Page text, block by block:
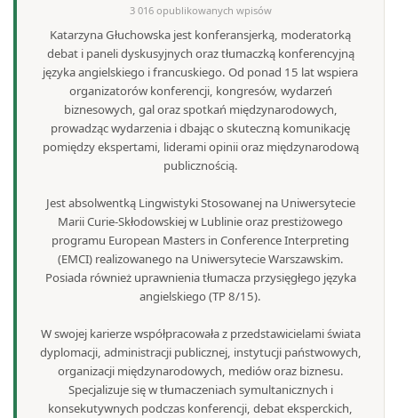
3 016 opublikowanych wpisów
Katarzyna Głuchowska jest konferansjerką, moderatorką
debat i paneli dyskusyjnych oraz tłumaczką konferencyjną
języka angielskiego i francuskiego. Od ponad 15 lat wspiera
organizatorów konferencji, kongresów, wydarzeń
biznesowych, gal oraz spotkań międzynarodowych,
prowadząc wydarzenia i dbając o skuteczną komunikację
pomiędzy ekspertami, liderami opinii oraz międzynarodową
publicznością.
Jest absolwentką Lingwistyki Stosowanej na Uniwersytecie
Marii Curie-Skłodowskiej w Lublinie oraz prestiżowego
programu European Masters in Conference Interpreting
(EMCI) realizowanego na Uniwersytecie Warszawskim.
Posiada również uprawnienia tłumacza przysięgłego języka
angielskiego (TP 8/15).
W swojej karierze współpracowała z przedstawicielami świata
dyplomacji, administracji publicznej, instytucji państwowych,
organizacji międzynarodowych, mediów oraz biznesu.
Specjalizuje się w tłumaczeniach symultanicznych i
konsekutywnych podczas konferencji, debat eksperckich,